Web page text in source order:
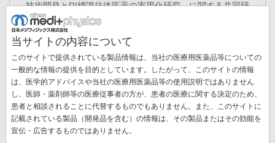
技術開発とRI標識抗体医薬の実用化研究」に関する共同研
究契約を締結(PDF)
2022年4月11日 お知らせ
「健康経営優良法人2022」認定のお知らせ(PDF)
2022年4月05日
新しいがん治療と期待されるTATのコア原料となるアクチ
ニウム225の小型加速器による治験薬製造スケールでの製
造に世界で初めて成功(PDF)
ペ
ー
当サイトの内容について
このサイトで提供されている製品情報は、当社の医療用医薬品等についての
一般的な情報の提供を目的としています。したがって、このサイトの情報
は、医学的アドバイスや当社の医療用医薬品等の使用説明ではありません
し、医師・薬剤師等の医療従事者の方が、患者の医療に関する決定のため、
患者と相談されることに代替するものでもありません。また、このサイトに
記載されている製品（開発品を含む）の情報は、その製品またはその効能を
宣伝・広告するものではありません。